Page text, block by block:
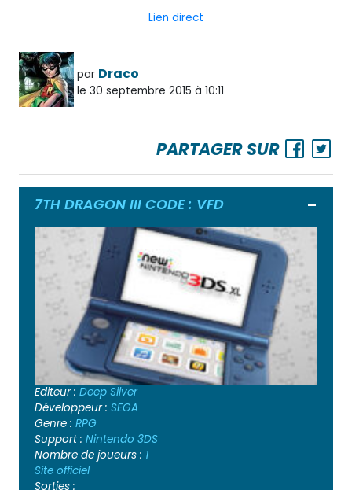
Lien direct
par Draco
le 30 septembre 2015 à 10:11
PARTAGER SUR
7TH DRAGON III CODE : VFD
Editeur : Deep Silver
Développeur : SEGA
Genre : RPG
Support : Nintendo 3DS
Nombre de joueurs : 1
Site officiel
Sorties :